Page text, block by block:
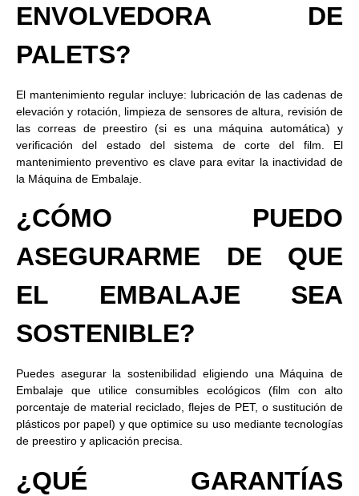
ENVOLVEDORA DE
PALETS?
El mantenimiento regular incluye: lubricación de las cadenas de
elevación y rotación, limpieza de sensores de altura, revisión de
las correas de preestiro (si es una máquina automática) y
verificación del estado del sistema de corte del film. El
mantenimiento preventivo es clave para evitar la inactividad de
la Máquina de Embalaje.
¿CÓMO PUEDO
ASEGURARME DE QUE
EL EMBALAJE SEA
SOSTENIBLE?
Puedes asegurar la sostenibilidad eligiendo una Máquina de
Embalaje que utilice consumibles ecológicos (film con alto
porcentaje de material reciclado, flejes de PET, o sustitución de
plásticos por papel) y que optimice su uso mediante tecnologías
de preestiro y aplicación precisa.
¿QUÉ GARANTÍAS